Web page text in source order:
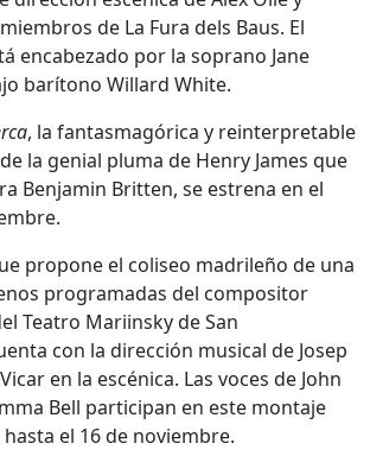
de La Fura dels Baus. El
encabezado por la soprano Jane
barítono Willard White.
, la fantasmagórica y reinterpretable
la genial pluma de Henry James que
Benjamin Britten, se estrena en el
propone el coliseo madrileño de una
programadas del compositor
Teatro Mariinsky de San
con la dirección musical de Josep
en la escénica. Las voces de John
Bell participan en este montaje
el 16 de noviembre.